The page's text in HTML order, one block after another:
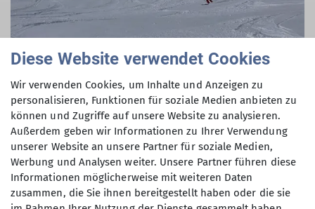
Diese Website verwendet Cookies
Wir verwenden Cookies, um Inhalte und Anzeigen zu
personalisieren, Funktionen für soziale Medien anbieten zu
können und Zugriffe auf unsere Website zu analysieren.
Außerdem geben wir Informationen zu Ihrer Verwendung
unserer Website an unsere Partner für soziale Medien,
Werbung und Analysen weiter. Unsere Partner führen diese
Informationen möglicherweise mit weiteren Daten
zusammen, die Sie ihnen bereitgestellt haben oder die sie